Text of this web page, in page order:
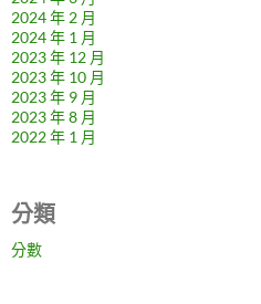
2024 年 2 月
2024 年 1 月
2023 年 12 月
2023 年 10 月
2023 年 9 月
2023 年 8 月
2022 年 1 月
分類
分數